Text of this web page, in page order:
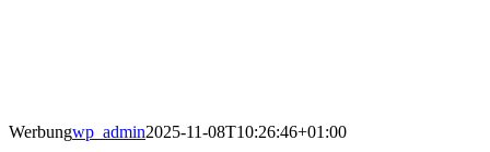
Werbungwp_admin2025-11-08T10:26:46+01:00